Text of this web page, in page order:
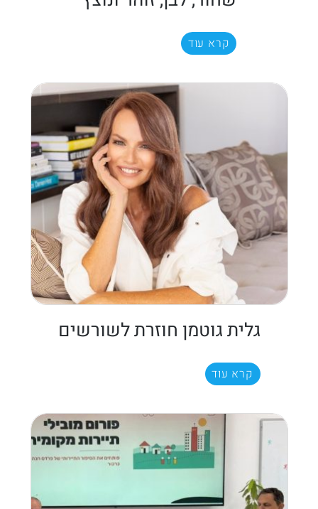
קרא עוד
גלית גוטמן חוזרת לשורשים
קרא עוד